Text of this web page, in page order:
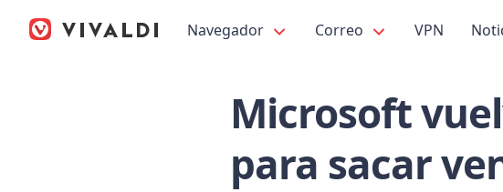
Navegador Correo VPN
Microsoft
para sacar